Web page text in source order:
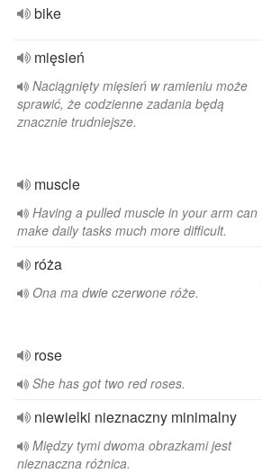
bike
mięsień
Naciągnięty mięsień w ramieniu może
sprawić, że codzienne zadania będą
znacznie trudniejsze.
muscle
Having a pulled muscle in your arm can
make daily tasks much more difficult.
róża
Ona ma dwie czerwone róże.
rose
She has got two red roses.
niewielki nieznaczny minimalny
Między tymi dwoma obrazkami jest
nieznaczna różnica.